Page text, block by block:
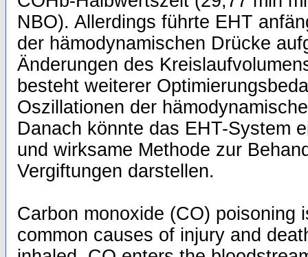
NBO). Allerdings führte EHT
der hämodynamischen Drücke
Änderungen des
besteht weiterer
Oszillationen der
Danach könnte das EHT-System
und wirksame Methode zur
Vergiftungen darstellen.
Carbon monoxide (CO) poisoning
common causes of injury and